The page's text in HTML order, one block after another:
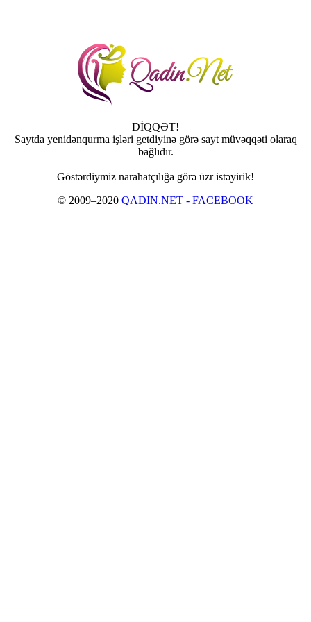
DİQQƏT!
Saytda yenidənqurma işləri getdiyinə görə sayt müvəqqəti olaraq
bağlıdır.
Göstərdiymiz narahatçılığa görə üzr istəyirik!
© 2009–2020 QADIN.NET - FACEBOOK